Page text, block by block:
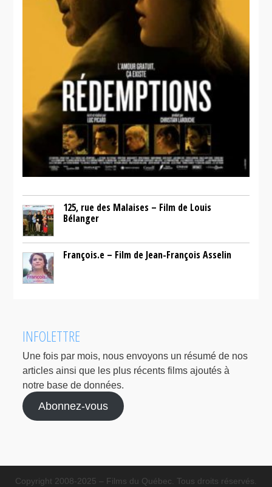
125, rue des Malaises – Film de Louis
Bélanger
François.e – Film de Jean-François Asselin
INFOLETTRE
Une fois par mois, nous envoyons un résumé de nos
articles ainsi que les plus récents films ajoutés à
notre base de données.
Abonnez-vous
Copyright 2008-2025 – Films du Québec. Tous droits réservés.